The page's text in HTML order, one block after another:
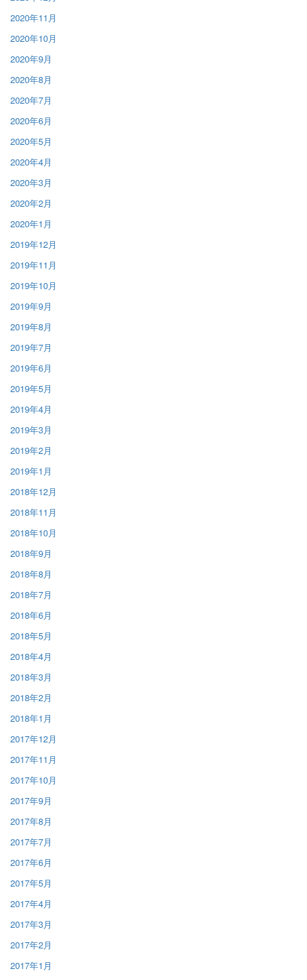
2020年11月
2020年10月
2020年9月
2020年8月
2020年7月
2020年6月
2020年5月
2020年4月
2020年3月
2020年2月
2020年1月
2019年12月
2019年11月
2019年10月
2019年9月
2019年8月
2019年7月
2019年6月
2019年5月
2019年4月
2019年3月
2019年2月
2019年1月
2018年12月
2018年11月
2018年10月
2018年9月
2018年8月
2018年7月
2018年6月
2018年5月
2018年4月
2018年3月
2018年2月
2018年1月
2017年12月
2017年11月
2017年10月
2017年9月
2017年8月
2017年7月
2017年6月
2017年5月
2017年4月
2017年3月
2017年2月
2017年1月